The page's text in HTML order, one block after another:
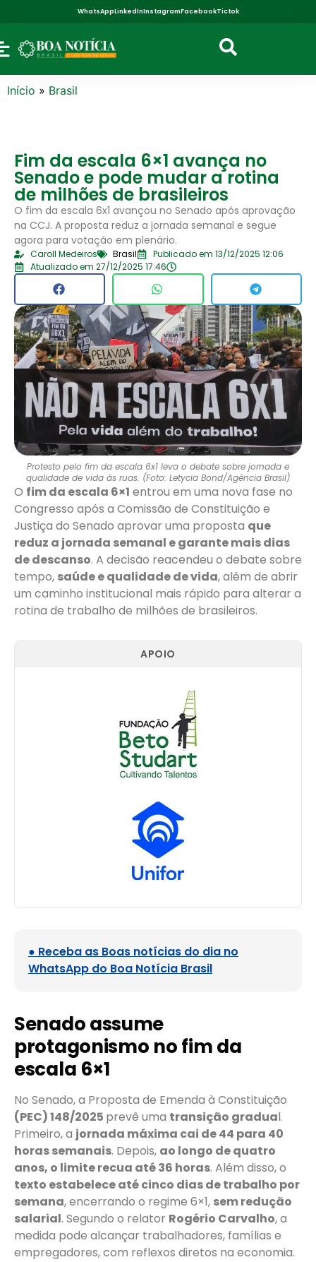
WhatsAppLinkedInInstagramFacebookTictok
Início » Brasil
Fim da escala 6×1 avança no
Senado e pode mudar a rotina
de milhões de brasileiros
O fim da escala 6x1 avançou no Senado após aprovação
na CCJ. A proposta reduz a jornada semanal e segue
agora para votação em plenário.
Caroll Medeiros Brasil
Publicado em 13/12/2025 12:06
Atualizado em 27/12/2025 17:46
Protesto pelo fim da escala 6x1 leva o debate sobre jornada e
qualidade de vida às ruas. (Foto: Letycia Bond/Agência Brasil)
O fim da escala 6×1 entrou em uma nova fase no
Congresso após a Comissão de Constituição e
Justiça do Senado aprovar uma proposta que
reduz a jornada semanal e garante mais dias
de descanso. A decisão reacendeu o debate sobre
tempo, saúde e qualidade de vida, além de abrir
um caminho institucional mais rápido para alterar a
rotina de trabalho de milhões de brasileiros.
APOIO
● Receba as Boas notícias do dia no
WhatsApp do Boa Notícia Brasil
Senado assume
protagonismo no fim da
escala 6×1
No Senado, a Proposta de Emenda à Constituição
(PEC) 148/2025 prevê uma transição gradual.
Primeiro, a jornada máxima cai de 44 para 40
horas semanais. Depois, ao longo de quatro
anos, o limite recua até 36 horas. Além disso, o
texto estabelece até cinco dias de trabalho por
semana, encerrando o regime 6×1, sem redução
salarial. Segundo o relator Rogério Carvalho, a
medida pode alcançar trabalhadores, famílias e
empregadores, com reflexos diretos na economia.